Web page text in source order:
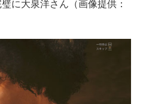
に大泉洋さん（画像提供：